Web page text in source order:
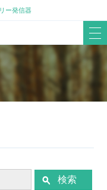
ー発信器
検索